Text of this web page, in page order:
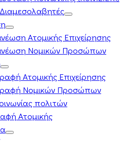
Ατομικής Επιχείρησης
Νομικών Προσώπων
Ατομικής Επιχείρησης
Νομικών Προσώπων
πολιτών
Ατομικής